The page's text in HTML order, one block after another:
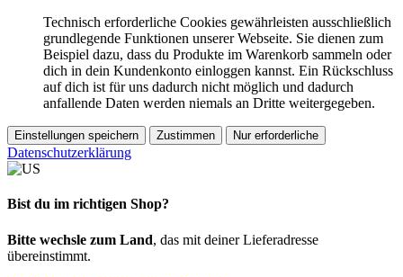
Technisch erforderliche Cookies gewährleisten ausschließlich
grundlegende Funktionen unserer Webseite. Sie dienen zum
Beispiel dazu, dass du Produkte im Warenkorb sammeln oder
dich in dein Kundenkonto einloggen kannst. Ein Rückschluss
auf dich ist für uns dadurch nicht möglich und dadurch
anfallende Daten werden niemals an Dritte weitergegeben.
Einstellungen speichern Zustimmen Nur erforderliche
Datenschutzerklärung
Bist du im richtigen Shop?
Bitte wechsle zum Land, das mit deiner Lieferadresse
übereinstimmt.